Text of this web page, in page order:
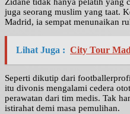
juga seorang muslim yang taat.
Madrid, ia sempat menunaikan
Lihat Juga : City Tour
Seperti dikutip dari
itu divonis mengalami cedera
perawatan dari tim medis. Tak
istirahat demi masa pemulihan.